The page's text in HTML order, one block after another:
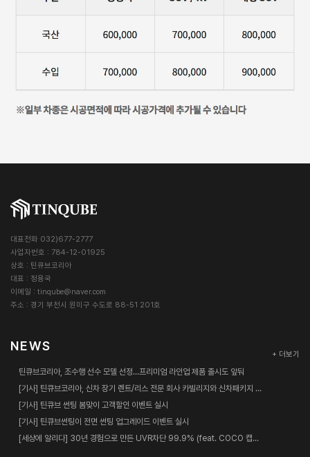
대표전화 032)677-2777
사업자번호 : 784-12-01925
상호 : 틴큐브코리아
대표 : 정용국
이메일 : tinqube@naver.com
주소 : 경기 부천시 원미구 수도로 88-51 201호
NEWS
+ 더보기
틴큐브코리아, 조수행 선수 모델 선정…프리미엄 라인업 제품 출시도 앞둬
[기사] 틴큐브코리아, 신차 장기 렌트/리스 전문 회사 카빌리지와 신차패키지 업무협약 체결
[기사] 틴큐브 썬팅 봄맞이 고객할인 이벤트 실시
[기사] 틴큐브썬팅이 전면 썬팅 업그레이드 이벤트 실시
[세상에 알리다] 30년 경험으로 만든 UVR차단 99.9% (feat. COCO 캡틴춘리)